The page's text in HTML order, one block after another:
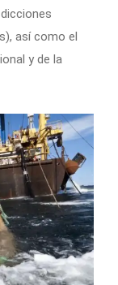
así como el
y de la